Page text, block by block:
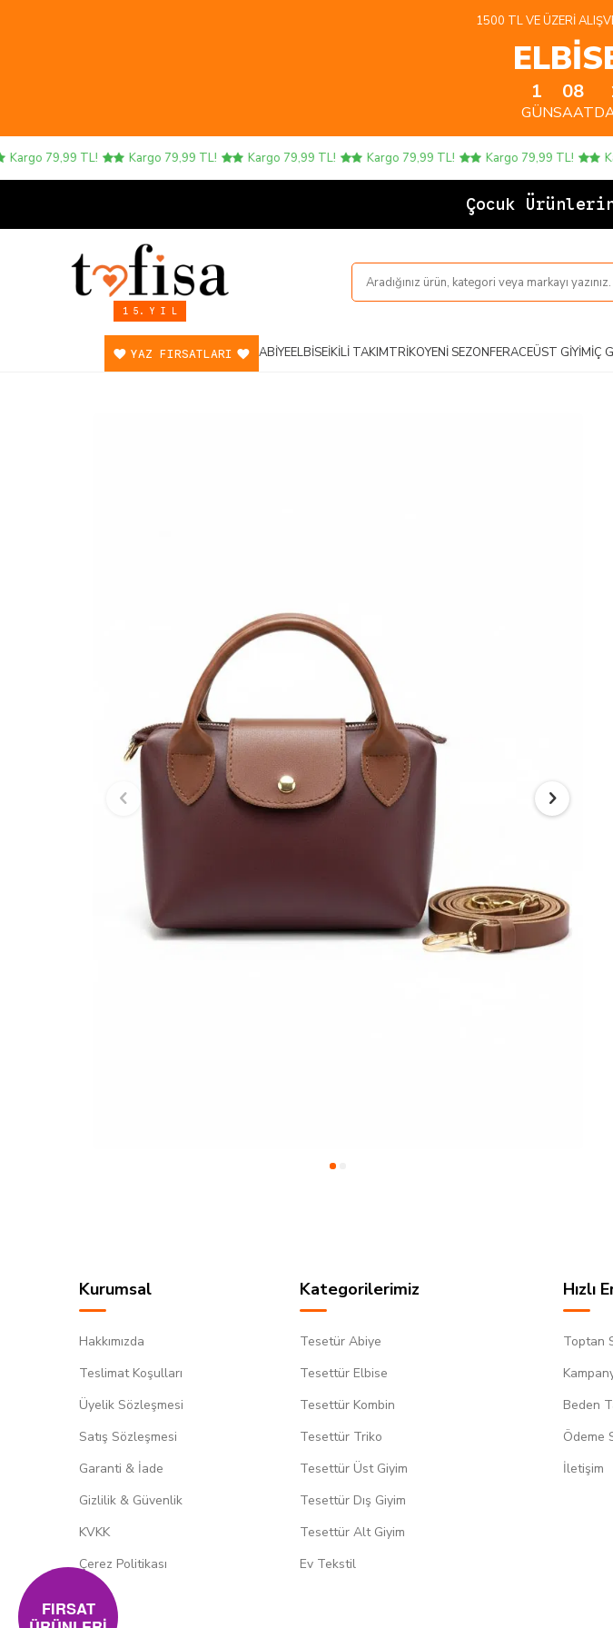
1500 TL VE ÜZERI
1
GÜN
08
SAAT
79,99 TL! Kargo 79,99 TL! Kargo 79,99 TL! Kargo 79,99 TL! Kargo 79,99 TL!
1 5. Y I L
YAZ FIRSATLARI ABIYEELBISEİKILI TAKIMTRIKOYENI SEZONFERACEÜST GIYIMİÇ
Kurumsal
Hakkımızda
Teslimat Koşulları
Üyelik Sözleşmesi
Satış Sözleşmesi
Garanti & İade
Gizlilik & Güvenlik
KVKK
Çerez Politikası
Kategorilerimiz
Tesetür Abiye
Tesettür Elbise
Tesettür Kombin
Tesettür Triko
Tesettür Üst Giyim
Tesettür Dış Giyim
Tesettür Alt Giyim
Ev Tekstil
Hızlı
Toptan
Beden
Ödeme
İletişim
FIRSAT